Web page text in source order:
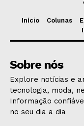
Início Colunas
Sobre nós
Explore notícias e
tecnologia, moda,
Informação
no seu dia a dia